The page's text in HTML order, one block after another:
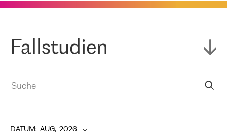
Fallstudien
DATUM: AUG,  2026